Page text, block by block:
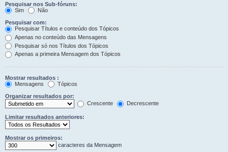
Pesquisar nos Sub-fóruns:
Sim
Não
Pesquisar com:
Pesquisar Títulos e conteúdo dos Tópicos
Apenas no conteúdo das Mensagens
Pesquisar só nos Títulos dos Tópicos
Apenas a primeira Mensagem dos Tópicos
Mostrar resultados :
Mensagens
Tópicos
Organizar resultados por:
Crescente
Decrescente
Limitar resultados anteriores:
Mostrar os primeiros:
caracteres da Mensagem